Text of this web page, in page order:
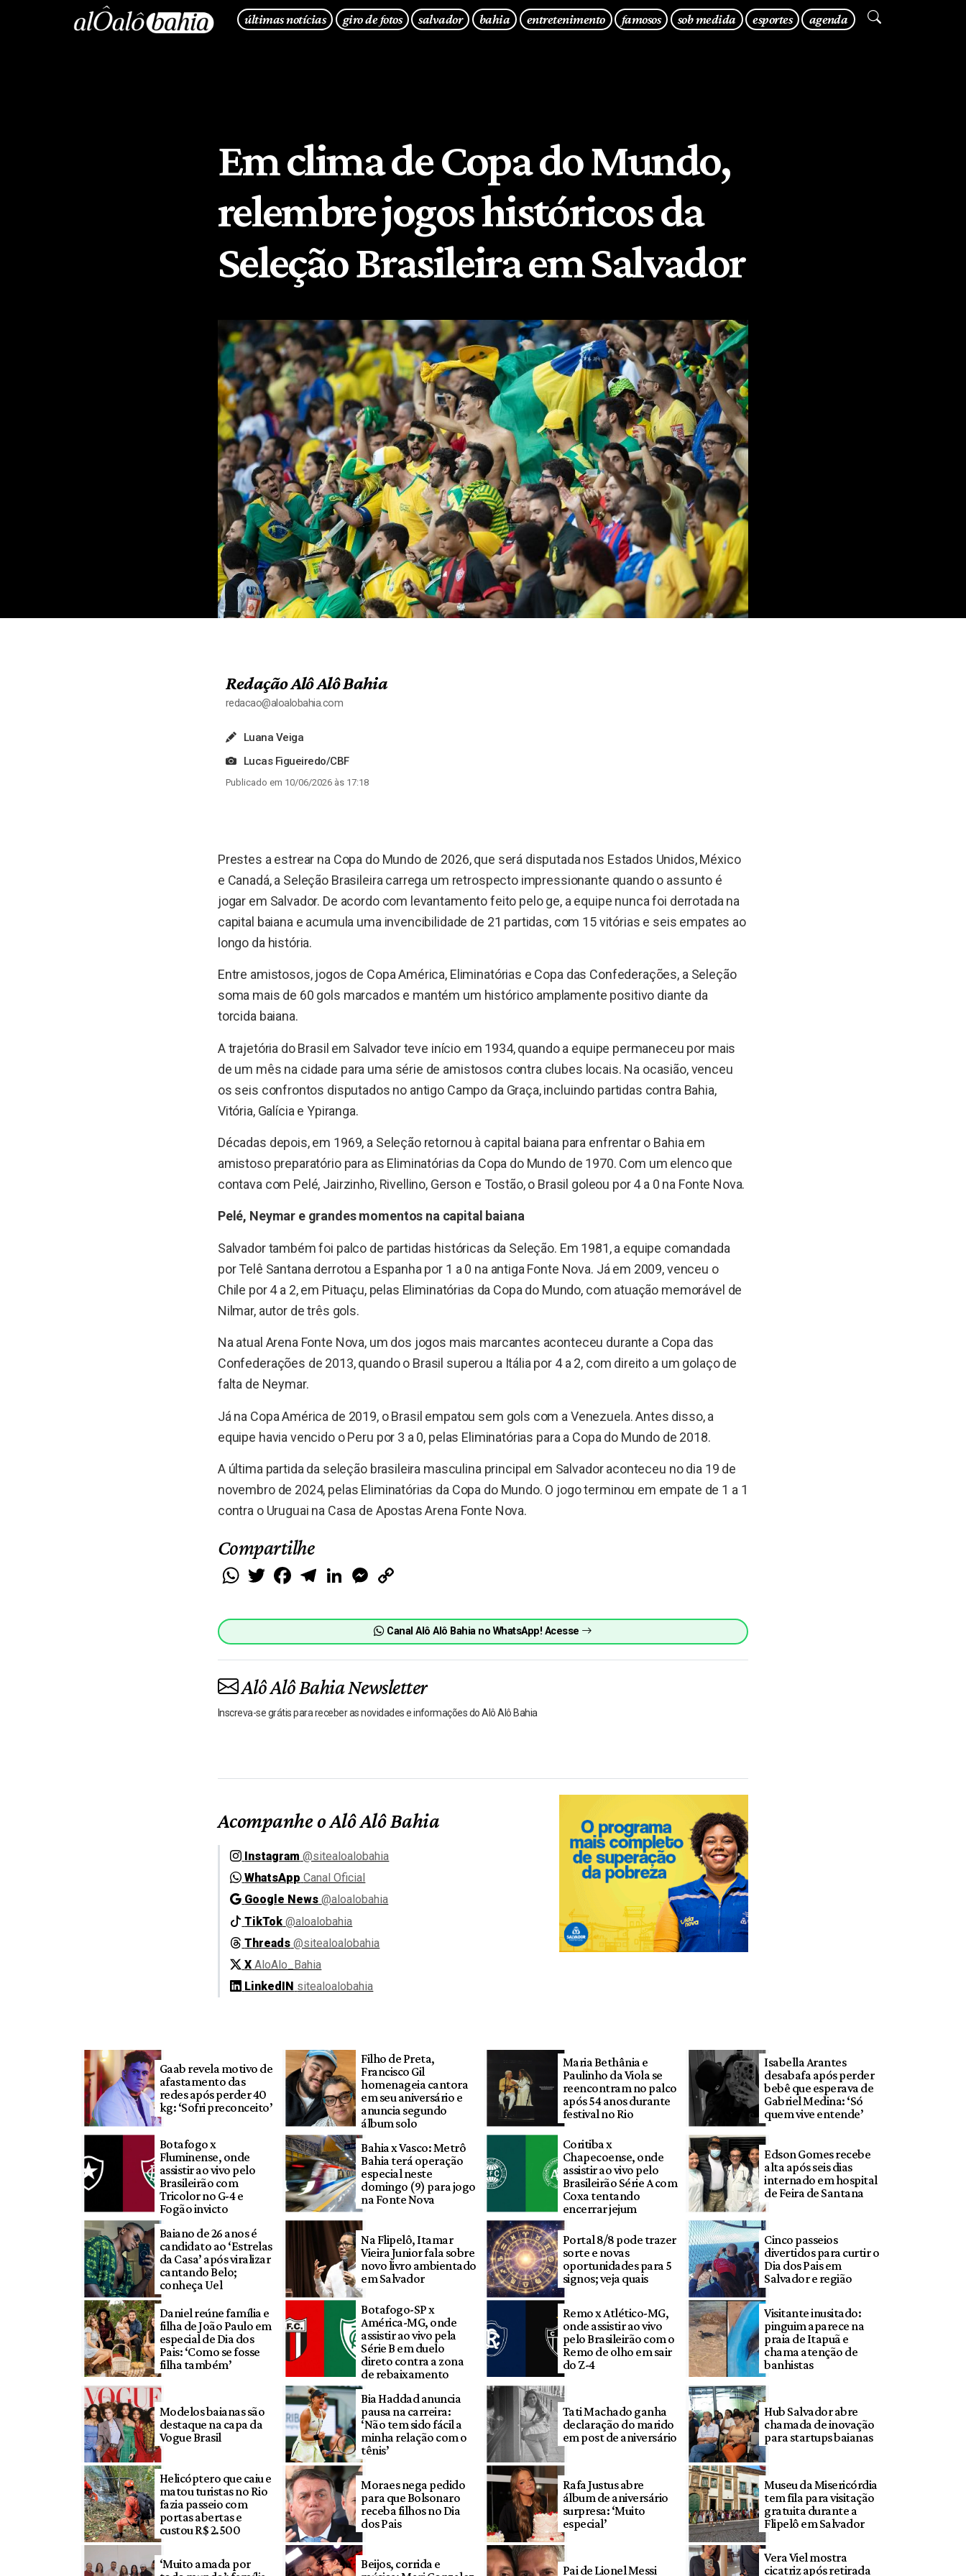
últimas notícias giro de fotos salvador bahia entretenimento famosos sob medida esportes agenda
Em clima de Copa do Mundo,
relembre jogos históricos da
Seleção Brasileira em Salvador
Redação Alô Alô Bahia
redacao@aloalobahia.com
Luana Veiga
Lucas Figueiredo/CBF
Publicado em 10/06/2026 às 17:18
Prestes a estrear na Copa do Mundo de 2026, que será disputada nos Estados Unidos, México
e Canadá, a Seleção Brasileira carrega um retrospecto impressionante quando o assunto é
jogar em Salvador. De acordo com levantamento feito pelo ge, a equipe nunca foi derrotada na
capital baiana e acumula uma invencibilidade de 21 partidas, com 15 vitórias e seis empates ao
longo da história.
Entre amistosos, jogos de Copa América, Eliminatórias e Copa das Confederações, a Seleção
soma mais de 60 gols marcados e mantém um histórico amplamente positivo diante da
torcida baiana.
A trajetória do Brasil em Salvador teve início em 1934, quando a equipe permaneceu por mais
de um mês na cidade para uma série de amistosos contra clubes locais. Na ocasião, venceu
os seis confrontos disputados no antigo Campo da Graça, incluindo partidas contra Bahia,
Vitória, Galícia e Ypiranga.
Décadas depois, em 1969, a Seleção retornou à capital baiana para enfrentar o Bahia em
amistoso preparatório para as Eliminatórias da Copa do Mundo de 1970. Com um elenco que
contava com Pelé, Jairzinho, Rivellino, Gerson e Tostão, o Brasil goleou por 4 a 0 na Fonte Nova.
Pelé, Neymar e grandes momentos na capital baiana
Salvador também foi palco de partidas históricas da Seleção. Em 1981, a equipe comandada
por Telê Santana derrotou a Espanha por 1 a 0 na antiga Fonte Nova. Já em 2009, venceu o
Chile por 4 a 2, em Pituaçu, pelas Eliminatórias da Copa do Mundo, com atuação memorável de
Nilmar, autor de três gols.
Na atual Arena Fonte Nova, um dos jogos mais marcantes aconteceu durante a Copa das
Confederações de 2013, quando o Brasil superou a Itália por 4 a 2, com direito a um golaço de
falta de Neymar.
Já na Copa América de 2019, o Brasil empatou sem gols com a Venezuela. Antes disso, a
equipe havia vencido o Peru por 3 a 0, pelas Eliminatórias para a Copa do Mundo de 2018.
A última partida da seleção brasileira masculina principal em Salvador aconteceu no dia 19 de
novembro de 2024, pelas Eliminatórias da Copa do Mundo. O jogo terminou em empate de 1 a 1
contra o Uruguai na Casa de Apostas Arena Fonte Nova.
Compartilhe
WhatsApp
Twitter FacebookTelegramLinkedIn Messenger
Canal Alô Alô Bahia no WhatsApp! Acesse
Alô Alô Bahia Newsletter
Inscreva-se grátis para receber as novidades e informações do Alô Alô Bahia
Acompanhe o Alô Alô Bahia
Instagram @sitealoalobahia
WhatsApp Canal Oficial
Google News @aloalobahia
TikTok @aloalobahia
Threads @sitealoalobahia
X AloAlo_Bahia
LinkedIN sitealoalobahia
Gaab revela motivo de
afastamento das
redes após perder 40
kg: ‘Sofri preconceito’
Filho de Preta,
Francisco Gil
homenageia cantora
em seu aniversário e
anuncia segundo
álbum solo
Maria Bethânia e
Paulinho da Viola se
reencontram no palco
após 54 anos durante
festival no Rio
Isabella Arantes
desabafa após perder
bebê que esperava de
Gabriel Medina: ‘Só
quem vive entende’
Botafogo x
Fluminense, onde
assistir ao vivo pelo
Brasileirão com
Tricolor no G-4 e
Fogão invicto
Bahia x Vasco: Metrô
Bahia terá operação
especial neste
domingo (9) para jogo
na Fonte Nova
Coritiba x
Chapecoense, onde
assistir ao vivo pelo
Brasileirão Série A com
Coxa tentando
encerrar jejum
Edson Gomes recebe
alta após seis dias
internado em hospital
de Feira de Santana
Baiano de 26 anos é
candidato ao ‘Estrelas
da Casa’ após viralizar
cantando Belo;
conheça Uel
Na Flipelô, Itamar
Vieira Junior fala sobre
novo livro ambientado
em Salvador
Portal 8/8 pode trazer
sorte e novas
oportunidades para 5
signos; veja quais
Cinco passeios
divertidos para curtir o
Dia dos Pais em
Salvador e região
Daniel reúne família e
filha de João Paulo em
especial de Dia dos
Pais: ‘Como se fosse
filha também’
Botafogo-SP x
América-MG, onde
assistir ao vivo pela
Série B em duelo
direto contra a zona
de rebaixamento
Remo x Atlético-MG,
onde assistir ao vivo
pelo Brasileirão com o
Remo de olho em sair
do Z-4
Visitante inusitado:
pinguim aparece na
praia de Itapuã e
chama atenção de
banhistas
Modelos baianas são
destaque na capa da
Vogue Brasil
Bia Haddad anuncia
pausa na carreira:
‘Não tem sido fácil a
minha relação com o
tênis’
Tati Machado ganha
declaração do marido
em post de aniversário
Hub Salvador abre
chamada de inovação
para startups baianas
Helicóptero que caiu e
matou turistas no Rio
fazia passeio com
portas abertas e
custou R$ 2.500
Moraes nega pedido
para que Bolsonaro
receba filhos no Dia
dos Pais
Rafa Justus abre
álbum de aniversário
surpresa: ‘Muito
especial’
Museu da Misericórdia
tem fila para visitação
gratuita durante a
Flipelô em Salvador
‘Muito amada por
Beijos, corrida e
Pai de Lionel Messi
Vera Viel mostra
cicatriz após retirada